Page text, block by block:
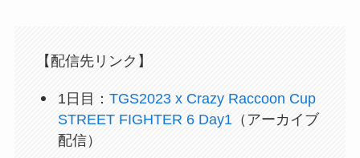
【配信先リンク】
1日目： TGS2023 x Crazy Raccoon Cup
STREET FIGHTER 6 Day1 （アーカイブ
配信）